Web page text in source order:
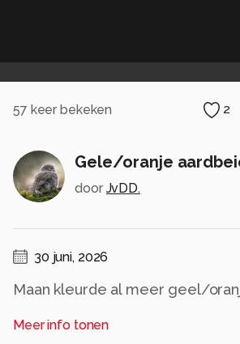
57 keer bekeken 2
Gele/oranje
door JvDD.
30 juni, 2026
Maan kleurde al meer geel/
Alle rechten voorbehouden
Meer info tonen